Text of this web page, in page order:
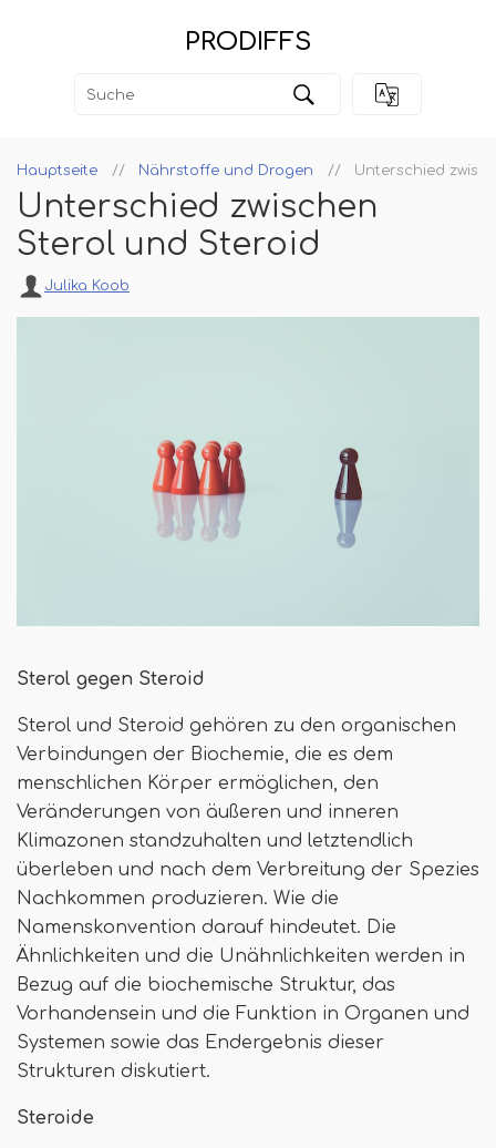
PRODIFFS
Hauptseite Nährstoffe und Drogen Unterschied
Unterschied zwischen
Sterol und Steroid
Julika Koob
Sterol gegen Steroid
Sterol und Steroid gehören zu den organischen
Verbindungen der Biochemie, die es dem
menschlichen Körper ermöglichen, den
Veränderungen von äußeren und inneren
Klimazonen standzuhalten und letztendlich
überleben und nach dem Verbreitung der Spezies
Nachkommen produzieren. Wie die
Namenskonvention darauf hindeutet. Die
Ähnlichkeiten und die Unähnlichkeiten werden in
Bezug auf die biochemische Struktur, das
Vorhandensein und die Funktion in Organen und
Systemen sowie das Endergebnis dieser
Strukturen diskutiert.
Steroide